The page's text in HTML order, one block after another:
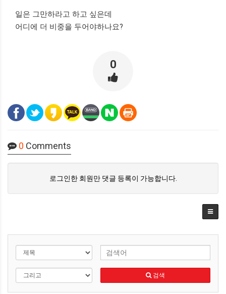
일은 그만하라고 하고 싶은데
어디에 더 비중을 두어야하나요?
0
0 Comments
로그인한 회원만 댓글 등록이 가능합니다.
검색